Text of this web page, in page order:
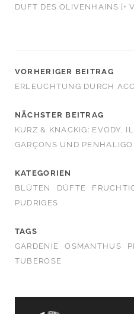
DUFT DES OLIVENHAINS [+
VORHERIGER BEITRAG
ERLEUCHTUNG DURCH
NÄCHSTER BEITRAG
KURZ & KNACKIG: EVODY,
GARÇONS UND
KATEGORIEN
BLÜTEN
DÜFTE
PUDRIGES
TAGS
GARDENIE
OSMANTHUS
TUBEROSE